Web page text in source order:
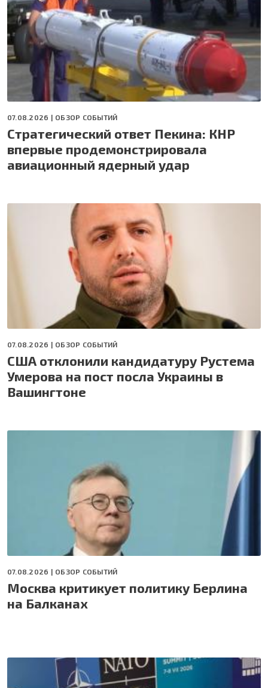
07.08.2026 | ОБЗОР СОБЫТИЙ
Стратегический ответ Пекина: КНР
впервые продемонстрировала
авиационный ядерный удар
07.08.2026 | ОБЗОР СОБЫТИЙ
США отклонили кандидатуру Рустема
Умерова на пост посла Украины в
Вашингтоне
07.08.2026 | ОБЗОР СОБЫТИЙ
Москва критикует политику Берлина
на Балканах